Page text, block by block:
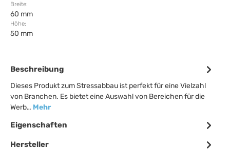
Breite:
60 mm
Höhe:
50 mm
Beschreibung
Dieses Produkt zum Stressabbau ist perfekt für eine Vielzahl
von Branchen. Es bietet eine Auswahl von Bereichen für die
Werb… Mehr
Eigenschaften
Hersteller